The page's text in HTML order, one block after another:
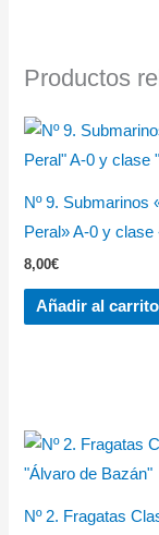
Productos
Nº 9. Submarinos
Peral» A-0 y clase
8,00€
Añadir al carrito
Nº 2. Fragatas